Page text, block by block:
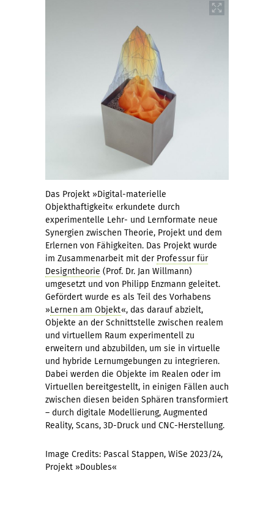
Das Projekt »Digital-materielle
Objekthaftigkeit« erkundete durch
experimentelle Lehr- und Lernformate neue
Synergien zwischen Theorie, Projekt und dem
Erlernen von Fähigkeiten. Das Projekt wurde
im Zusammenarbeit mit der Professur für
Designtheorie (Prof. Dr. Jan Willmann)
umgesetzt und von Philipp Enzmann geleitet.
Gefördert wurde es als Teil des Vorhabens
»Lernen am Objekt«, das darauf abzielt,
Objekte an der Schnittstelle zwischen realem
und virtuellem Raum experimentell zu
erweitern und abzubilden, um sie in virtuelle
und hybride Lernumgebungen zu integrieren.
Dabei werden die Objekte im Realen oder im
Virtuellen bereitgestellt, in einigen Fällen auch
zwischen diesen beiden Sphären transformiert
– durch digitale Modellierung, Augmented
Reality, Scans, 3D-Druck und CNC-Herstellung.
Image Credits: Pascal Stappen, WiSe 2023/24,
Projekt »Doubles«